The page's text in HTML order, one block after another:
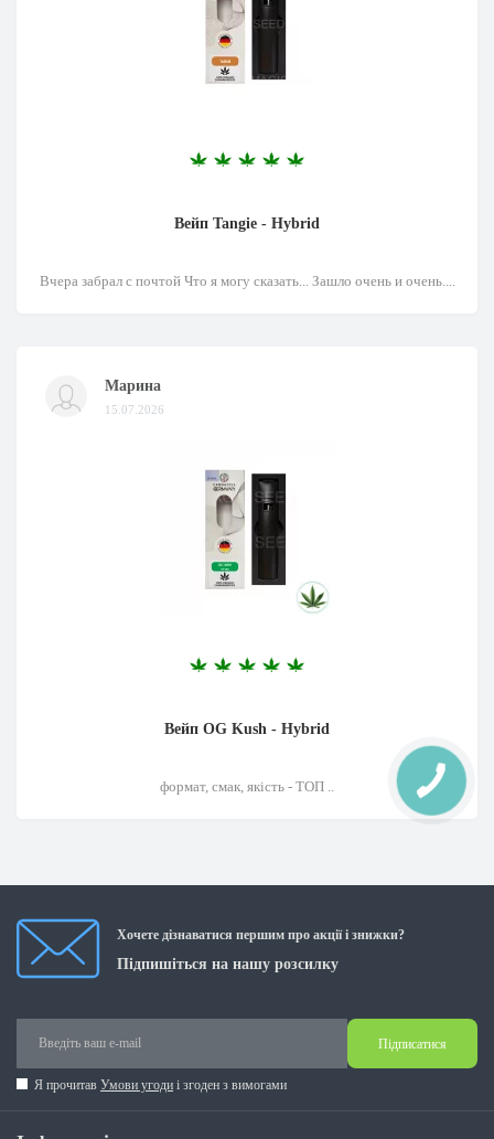
Вейп Tangie - Hybrid
Вчера забрал с почтой Что я могу сказать... Зашло очень и очень....
Марина
15.07.2026
Вейп OG Kush - Hybrid
формат, смак, якість - ТОП ..
Хочете дізнаватися першим про акції і знижки?
Підпишіться на нашу розсилку
Підписатися
Я прочитав Умови угоди і згоден з вимогами